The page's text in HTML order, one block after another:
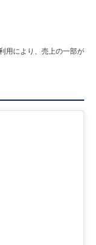
用により、売上の一部が